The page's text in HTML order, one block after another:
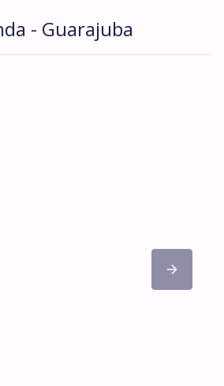
- Guarajuba